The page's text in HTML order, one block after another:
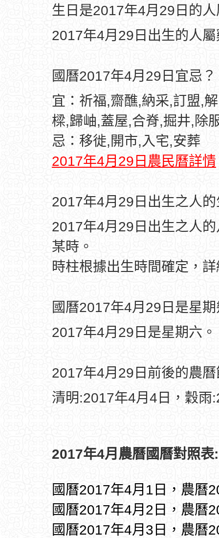
生日是2017年4月29日的
2017年4月29日出生的人
國曆2017年4月29日宜忌？
宜：祈福,齋醮,納采,訂盟,
樑,歸岫,蓋屋,合脊,掘井,除
忌：移徙,開市,入宅,安葬
2017年4月29日農民曆詳情
2017年4月29日出生之人
2017年4月29日出生之人
某時。
時柱根據出生時間確定，
國曆2017年4月29日是星
2017年4月29日是星期六。
2017年4月29日前後的農
清明:2017年4月4日，穀雨
2017年4月農曆國曆對照表:
國曆2017年4月1日，農曆
國曆2017年4月2日，農曆
國曆2017年4月3日，農曆